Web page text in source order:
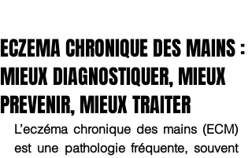
ECZEMA CHRONIQUE DES MAINS :
MIEUX DIAGNOSTIQUER, MIEUX
PREVENIR, MIEUX TRAITER
L’eczéma chronique des mains (ECM)
est une pathologie fréquente, souvent